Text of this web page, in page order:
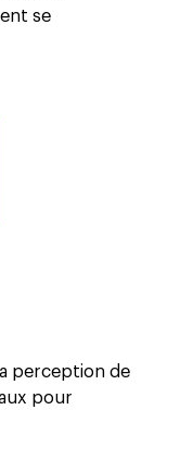
se
perception de
pour